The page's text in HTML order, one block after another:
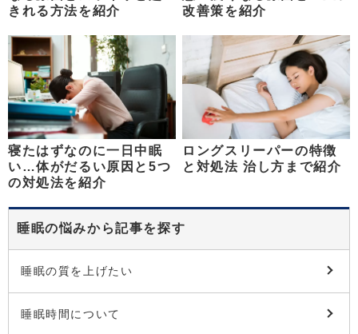
睡眠の悩みから記事を探す
睡眠の質を上げたい
睡眠時間について
きれる方法を紹介
改善策を紹介
寝たはずなのに一日中眠
い…体がだるい原因と5つ
の対処法を紹介
ロングスリーパーの特徴
と対処法 治し方まで紹介